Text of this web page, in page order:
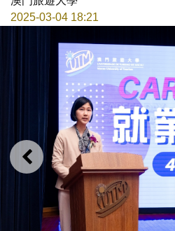
2025-03-04 18:21
上一則